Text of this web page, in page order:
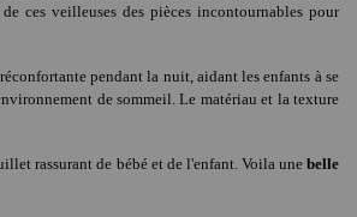
ces veilleuses des pièces incontournables pour
pendant la nuit, aidant les enfants à se
de sommeil. Le matériau et la texture
rassurant de bébé et de l'enfant. Voila unebelle